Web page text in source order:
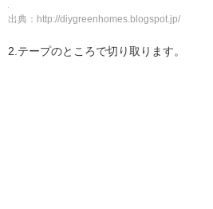
出典： http://diygreenhomes.blogspot.jp/
2.テープのところで切り取ります。